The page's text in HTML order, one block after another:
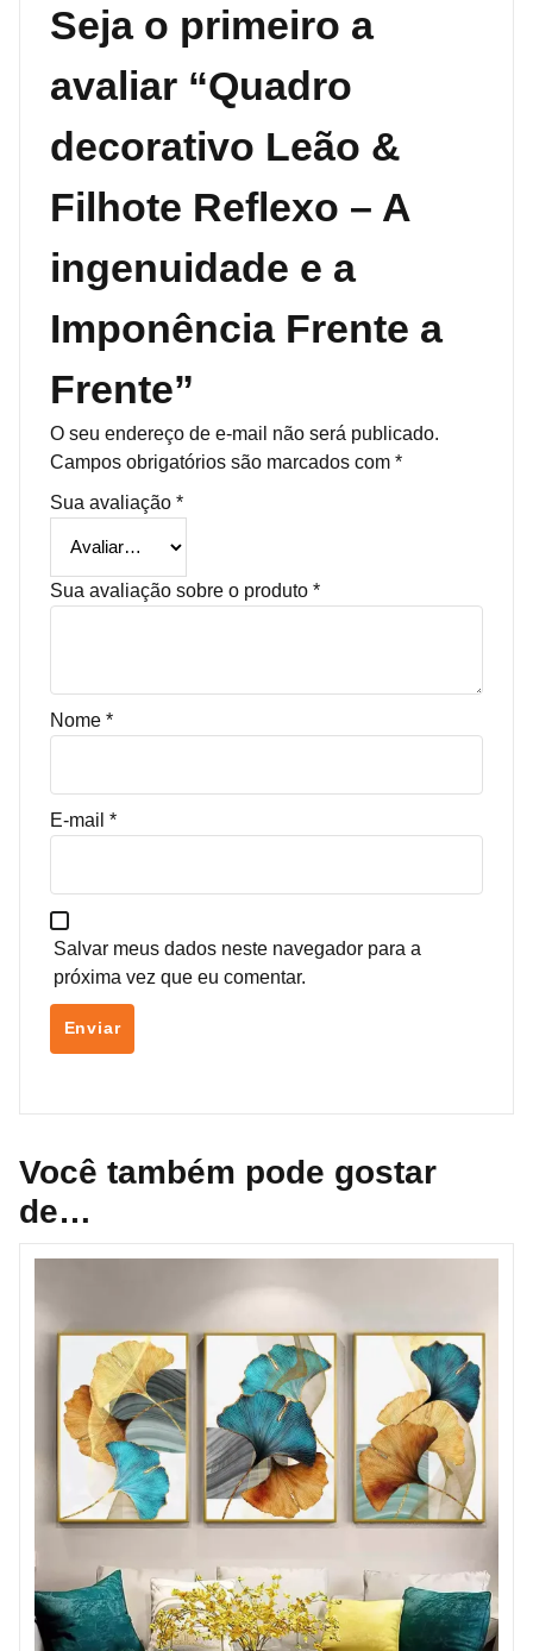
Seja o primeiro a
avaliar “Quadro
decorativo Leão &
Filhote Reflexo – A
ingenuidade e a
Imponência Frente a
Frente”
O seu endereço de e-mail não será publicado.
Campos obrigatórios são marcados com *
Sua avaliação *
Sua avaliação sobre o produto *
Nome *
E-mail *
Salvar meus dados neste navegador para a
próxima vez que eu comentar.
Você também pode gostar
de…